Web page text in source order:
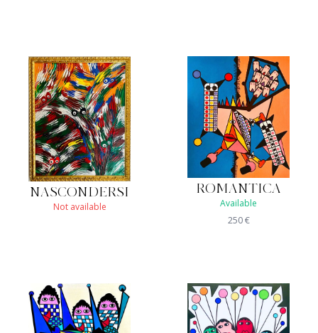
NASCONDERSI
Not available
ROMANTICA
Available
250€